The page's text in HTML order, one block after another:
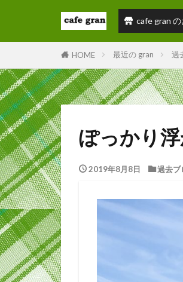
cafe gran
HOME 最近の gran 過
ぽっかり
2019年8月8日 過去ブ